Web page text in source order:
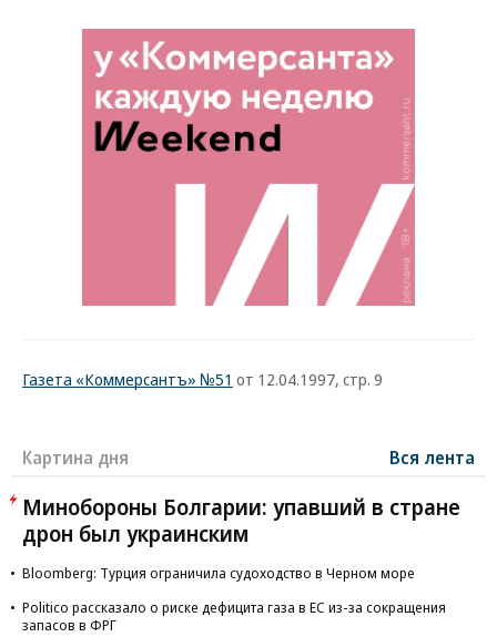
Газета «Коммерсантъ» №51 от 12.04.1997, стр. 9
Картина дня Вся лента
Минобороны Болгарии: упавший в стране
дрон был украинским
Bloomberg: Турция ограничила судоходство в Черном море
Politico рассказало о риске дефицита газа в ЕС из-за сокращения
запасов в ФРГ